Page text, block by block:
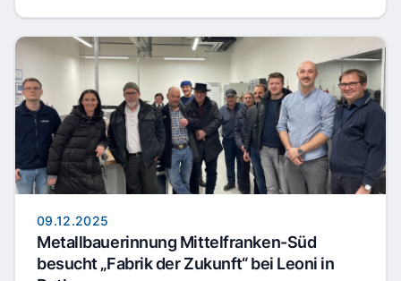
09.12.2025
Metallbauerinnung Mittelfranken-Süd
besucht „Fabrik der Zukunft“ bei Leoni in